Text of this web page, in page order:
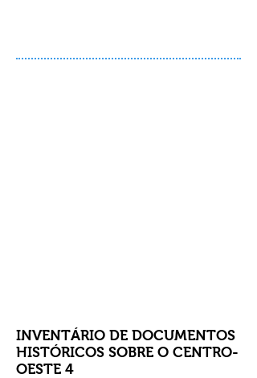
INVENTÁRIO DE DOCUMENTOS
HISTÓRICOS SOBRE O CENTRO-
OESTE 4